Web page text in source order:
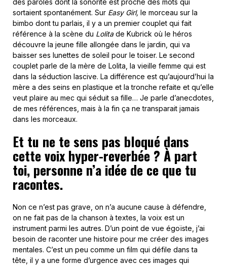
des paroles dont la sonorité est proche des mots qui
sortaient spontanément. Sur Easy Girl, le morceau sur la
bimbo dont tu parlais, il y a un premier couplet qui fait
référence à la scène du Lolitade Kubrick où le héros
découvre la jeune fille allongée dans le jardin, qui va
baisser ses lunettes de soleil pour le toiser. Le second
couplet parle de la mère de Lolita, la vieille femme qui est
dans la séduction lascive. La différence est qu’aujourd’hui la
mère a des seins en plastique et la tronche refaite et qu’elle
veut plaire au mec qui séduit sa fille… Je parle d’anecdotes,
de mes références, mais à la fin ça ne transparait jamais
dans les morceaux.
Et tu ne te sens pas bloqué dans
cette voix hyper-reverbée ? À part
toi, personne n’a idée de ce que tu
racontes.
Non ce n’est pas grave, on n’a aucune cause à défendre,
on ne fait pas de la chanson à textes, la voix est un
instrument parmi les autres. D’un point de vue égoïste, j’ai
besoin de raconter une histoire pour me créer des images
mentales. C’est un peu comme un film qui défile dans ta
tête, il y a une forme d’urgence avec ces images qui